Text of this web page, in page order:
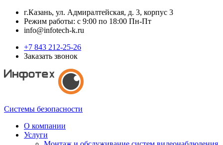
г.Казань, ул. Адмиралтейская, д. 3, корпус 3
Режим работы: с 9:00 по 18:00 Пн-Пт
info@infotech-k.ru
+7 843 212-25-26
Заказать звонок
Системы безопасности
О компании
Услуги